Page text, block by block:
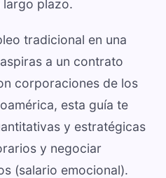
largo plazo.
tradicional en una
a un contrato
corporaciones de los
esta guía te
y estratégicas
y negociar
(salario emocional).